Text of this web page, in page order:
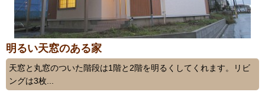
明るい天窓のある家
天窓と丸窓のついた階段は1階と2階を明るくしてくれます。リビ
ングは3枚...